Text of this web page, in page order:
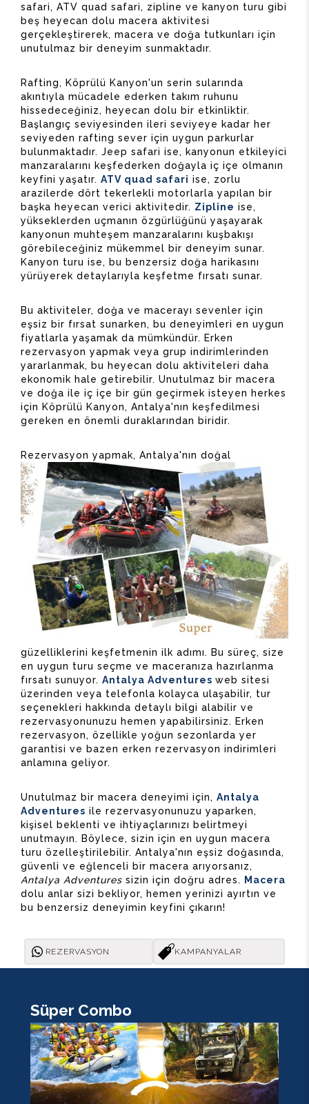
safari, ATV quad safari, zipline ve kanyon turu gibi
beş heyecan dolu macera aktivitesi
gerçekleştirerek, macera ve doğa tutkunları için
unutulmaz bir deneyim sunmaktadır.
Rafting, Köprülü Kanyon'un serin sularında
akıntıyla mücadele ederken takım ruhunu
hissedeceğiniz, heyecan dolu bir etkinliktir.
Başlangıç seviyesinden ileri seviyeye kadar her
seviyeden rafting sever için uygun parkurlar
bulunmaktadır. Jeep safari ise, kanyonun etkileyici
manzaralarını keşfederken doğayla iç içe olmanın
keyfini yaşatır. ATV quad safari ise, zorlu
arazilerde dört tekerlekli motorlarla yapılan bir
başka heyecan verici aktivitedir. Zipline ise,
yükseklerden uçmanın özgürlüğünü yaşayarak
kanyonun muhteşem manzaralarını kuşbakışı
görebileceğiniz mükemmel bir deneyim sunar.
Kanyon turu ise, bu benzersiz doğa harikasını
yürüyerek detaylarıyla keşfetme fırsatı sunar.
Bu aktiviteler, doğa ve macerayı sevenler için
eşsiz bir fırsat sunarken, bu deneyimleri en uygun
fiyatlarla yaşamak da mümkündür. Erken
rezervasyon yapmak veya grup indirimlerinden
yararlanmak, bu heyecan dolu aktiviteleri daha
ekonomik hale getirebilir. Unutulmaz bir macera
ve doğa ile iç içe bir gün geçirmek isteyen herkes
için Köprülü Kanyon, Antalya'nın keşfedilmesi
gereken en önemli duraklarından biridir.
Rezervasyon yapmak, Antalya'nın doğal
güzelliklerini keşfetmenin ilk adımı. Bu süreç, size
en uygun turu seçme ve maceranıza hazırlanma
fırsatı sunuyor. Antalya Adventures web sitesi
üzerinden veya telefonla kolayca ulaşabilir, tur
seçenekleri hakkında detaylı bilgi alabilir ve
rezervasyonunuzu hemen yapabilirsiniz. Erken
rezervasyon, özellikle yoğun sezonlarda yer
garantisi ve bazen erken rezervasyon indirimleri
anlamına geliyor.
Unutulmaz bir macera deneyimi için, Antalya
Adventures ile rezervasyonunuzu yaparken,
kişisel beklenti ve ihtiyaçlarınızı belirtmeyi
unutmayın. Böylece, sizin için en uygun macera
turu özelleştirilebilir. Antalya'nın eşsiz doğasında,
güvenli ve eğlenceli bir macera arıyorsanız,
Antalya Adventures sizin için doğru adres.
Macera
dolu anlar sizi bekliyor, hemen yerinizi ayırtın ve
bu benzersiz deneyimin keyfini çıkarın!
REZERVASYON KAMPANYALAR
Süper Combo